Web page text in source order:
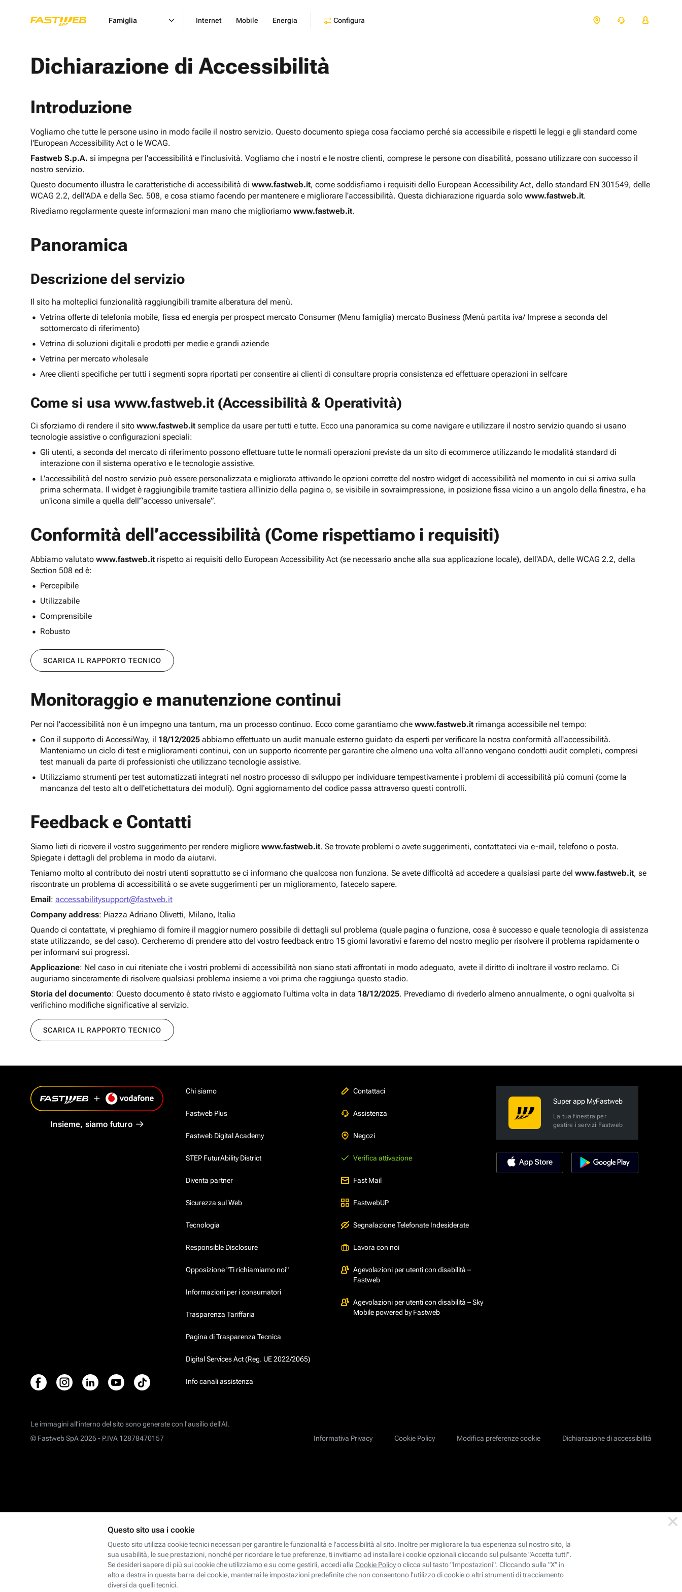
Famiglia Internet Mobile Energia Configura
Dichiarazione di Accessibilità
Introduzione
Vogliamo che tutte le persone usino in modo facile il nostro servizio. Questo documento spiega cosa facciamo perché sia accessibile e rispetti le leggi e gli standard come
l'European Accessibility Act o le WCAG.
Fastweb S.p.A. si impegna per l'accessibilità e l'inclusività. Vogliamo che i nostri e le nostre clienti, comprese le persone con disabilità, possano utilizzare con successo il
nostro servizio.
Questo documento illustra le caratteristiche di accessibilità di www.fastweb.it, come soddisfiamo i requisiti dello European Accessibility Act, dello standard EN 301549, delle
WCAG 2.2, dell'ADA e della Sec. 508, e cosa stiamo facendo per mantenere e migliorare l'accessibilità. Questa dichiarazione riguarda solo www.fastweb.it.
Rivediamo regolarmente queste informazioni man mano che miglioriamo www.fastweb.it.
Panoramica
Descrizione del servizio
Il sito ha molteplici funzionalità raggiungibili tramite alberatura del menù.
Vetrina offerte di telefonia mobile, fissa ed energia per prospect mercato Consumer (Menu famiglia) mercato Business (Menù partita iva/ Imprese a seconda del
sottomercato di riferimento)
Vetrina di soluzioni digitali e prodotti per medie e grandi aziende
Vetrina per mercato wholesale
Aree clienti specifiche per tutti i segmenti sopra riportati per consentire ai clienti di consultare propria consistenza ed effettuare operazioni in selfcare
Come si usa www.fastweb.it (Accessibilità & Operatività)
Ci sforziamo di rendere il sito www.fastweb.it semplice da usare per tutti e tutte. Ecco una panoramica su come navigare e utilizzare il nostro servizio quando si usano
tecnologie assistive o configurazioni speciali:
Gli utenti, a seconda del mercato di riferimento possono effettuare tutte le normali operazioni previste da un sito di ecommerce utilizzando le modalità standard di
interazione con il sistema operativo e le tecnologie assistive.
L'accessibilità del nostro servizio può essere personalizzata e migliorata attivando le opzioni corrette del nostro widget di accessibilità nel momento in cui si arriva sulla
prima schermata. Il widget è raggiungibile tramite tastiera all'inizio della pagina o, se visibile in sovraimpressione, in posizione fissa vicino a un angolo della finestra, e ha
un'icona simile a quella dell'“accesso universale”.
Conformità dell’accessibilità (Come rispettiamo i requisiti)
Abbiamo valutato www.fastweb.it rispetto ai requisiti dello European Accessibility Act (se necessario anche alla sua applicazione locale), dell'ADA, delle WCAG 2.2, della
Section 508 ed è:
Percepibile
Utilizzabile
Comprensibile
Robusto
SCARICA IL RAPPORTO TECNICO
Monitoraggio e manutenzione continui
Per noi l'accessibilità non è un impegno una tantum, ma un processo continuo. Ecco come garantiamo che www.fastweb.it rimanga accessibile nel tempo:
Con il supporto di AccessiWay, il 18/12/2025 abbiamo effettuato un audit manuale esterno guidato da esperti per verificare la nostra conformità all'accessibilità.
Manteniamo un ciclo di test e miglioramenti continui, con un supporto ricorrente per garantire che almeno una volta all'anno vengano condotti audit completi, compresi
test manuali da parte di professionisti che utilizzano tecnologie assistive.
Utilizziamo strumenti per test automatizzati integrati nel nostro processo di sviluppo per individuare tempestivamente i problemi di accessibilità più comuni (come la
mancanza del testo alt o dell'etichettatura dei moduli). Ogni aggiornamento del codice passa attraverso questi controlli.
Feedback e Contatti
Siamo lieti di ricevere il vostro suggerimento per rendere migliore www.fastweb.it. Se trovate problemi o avete suggerimenti, contattateci via e-mail, telefono o posta.
Spiegate i dettagli del problema in modo da aiutarvi.
Teniamo molto al contributo dei nostri utenti soprattutto se ci informano che qualcosa non funziona. Se avete difficoltà ad accedere a qualsiasi parte del www.fastweb.it, se
riscontrate un problema di accessibilità o se avete suggerimenti per un miglioramento, fatecelo sapere.
Email: accessabilitysupport@fastweb.it
Company address: Piazza Adriano Olivetti, Milano, Italia
Quando ci contattate, vi preghiamo di fornire il maggior numero possibile di dettagli sul problema (quale pagina o funzione, cosa è successo e quale tecnologia di assistenza
state utilizzando, se del caso). Cercheremo di prendere atto del vostro feedback entro 15 giorni lavorativi e faremo del nostro meglio per risolvere il problema rapidamente o
per informarvi sui progressi.
Applicazione: Nel caso in cui riteniate che i vostri problemi di accessibilità non siano stati affrontati in modo adeguato, avete il diritto di inoltrare il vostro reclamo. Ci
auguriamo sinceramente di risolvere qualsiasi problema insieme a voi prima che raggiunga questo stadio.
Storia del documento: Questo documento è stato rivisto e aggiornato l'ultima volta in data 18/12/2025. Prevediamo di rivederlo almeno annualmente, o ogni qualvolta si
verifichino modifiche significative al servizio.
SCARICA IL RAPPORTO TECNICO
Insieme, siamo futuro
Chi siamo
Fastweb Plus
Fastweb Digital Academy
STEP FuturAbility District
Diventa partner
Sicurezza sul Web
Tecnologia
Responsible Disclosure
Opposizione "Ti richiamiamo noi"
Informazioni per i consumatori
Trasparenza Tariffaria
Pagina di Trasparenza Tecnica
Digital Services Act (Reg. UE 2022/2065)
Info canali assistenza
Contattaci
Assistenza
Negozi
Verifica attivazione
Fast Mail
FastwebUP
Segnalazione Telefonate Indesiderate
Lavora con noi
Agevolazioni per utenti con disabilità –
Fastweb
Agevolazioni per utenti con disabilità – Sky
Mobile powered by Fastweb
Super app MyFastweb
La tua finestra per
gestire i servizi Fastweb
Le immagini all’interno del sito sono generate con l'ausilio dell'AI.
Informativa Privacy
Cookie Policy Modifica preferenze cookie Dichiarazione di accessibilità
© Fastweb SpA 2026 - P.IVA 12878470157